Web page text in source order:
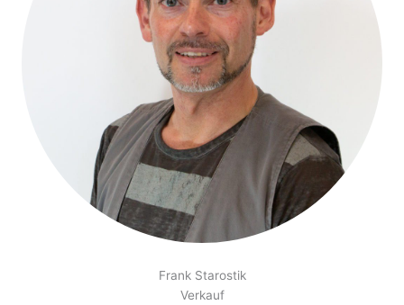
Frank Starostik
Verkauf